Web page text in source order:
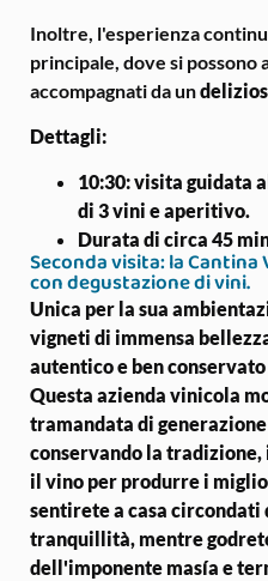
Inoltre, l'esperienza
principale, dove si possono
accompagnati da un
Dettagli:
10:30: visita guidata
di 3 vini e aperitivo.
Durata di circa 45
Seconda visita: la Cantina
con degustazione di vini.
Unica per la sua
vigneti di immensa
autentico e ben
Questa azienda vinicola
tramandata di
conservando la
il vino per produrre i
sentirete a casa circondati
tranquillità, mentre
dell'imponente masía e